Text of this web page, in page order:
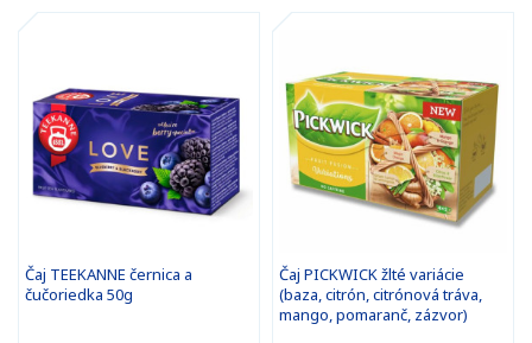
Čaj TEEKANNE černica a
čučoriedka 50g
Čaj PICKWICK žlté variácie
(baza, citrón, citrónová tráva,
mango, pomaranč, zázvor)